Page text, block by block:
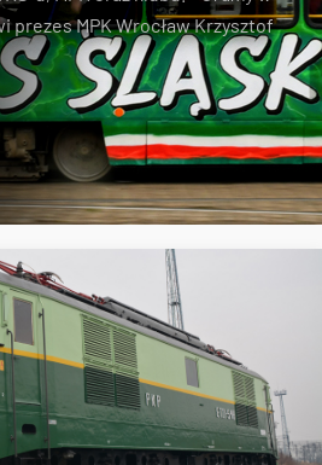
prezes MPK Wrocław Krzysztof